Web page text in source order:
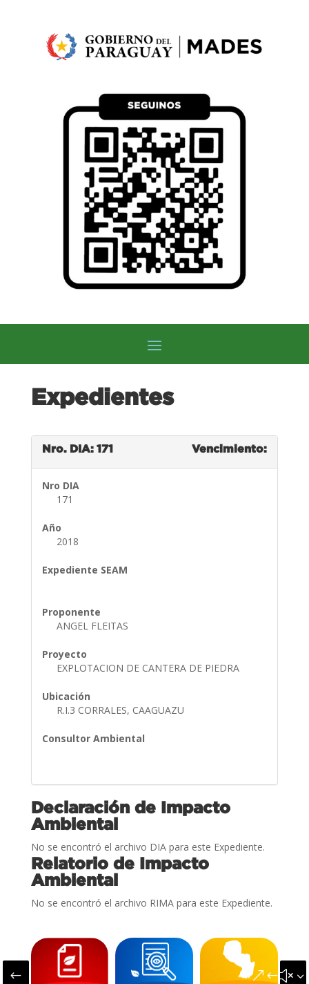
Expedientes
Nro. DIA: 171 Vencimiento:
Nro DIA
171
Año
2018
Expediente SEAM
Proponente
ANGEL FLEITAS
Proyecto
EXPLOTACION DE CANTERA DE PIEDRA
Ubicación
R.I.3 CORRALES, CAAGUAZU
Consultor Ambiental
Declaración de Impacto
Ambiental
No se encontró el archivo DIA para este Expediente.
Relatorio de Impacto
Ambiental
No se encontró el archivo RIMA para este Expediente.
#